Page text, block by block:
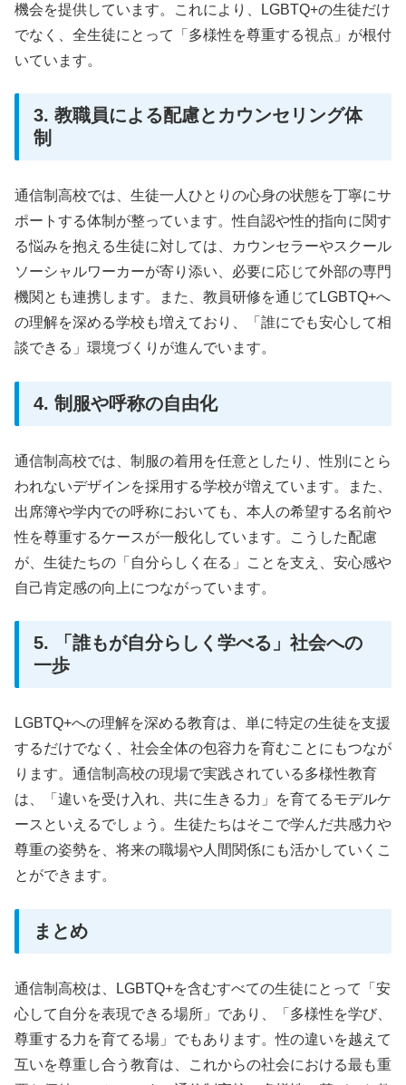
機会を提供しています。これにより、LGBTQ+の生徒だけ
でなく、全生徒にとって「多様性を尊重する視点」が根付
いています。
3. 教職員による配慮とカウンセリング体
制
通信制高校では、生徒一人ひとりの心身の状態を丁寧にサ
ポートする体制が整っています。性自認や性的指向に関す
る悩みを抱える生徒に対しては、カウンセラーやスクール
ソーシャルワーカーが寄り添い、必要に応じて外部の専門
機関とも連携します。また、教員研修を通じてLGBTQ+へ
の理解を深める学校も増えており、「誰にでも安心して相
談できる」環境づくりが進んでいます。
4. 制服や呼称の自由化
通信制高校では、制服の着用を任意としたり、性別にとら
われないデザインを採用する学校が増えています。また、
出席簿や学内での呼称においても、本人の希望する名前や
性を尊重するケースが一般化しています。こうした配慮
が、生徒たちの「自分らしく在る」ことを支え、安心感や
自己肯定感の向上につながっています。
5. 「誰もが自分らしく学べる」社会への
一歩
LGBTQ+への理解を深める教育は、単に特定の生徒を支援
するだけでなく、社会全体の包容力を育むことにもつなが
ります。通信制高校の現場で実践されている多様性教育
は、「違いを受け入れ、共に生きる力」を育てるモデルケ
ースといえるでしょう。生徒たちはそこで学んだ共感力や
尊重の姿勢を、将来の職場や人間関係にも活かしていくこ
とができます。
まとめ
通信制高校は、LGBTQ+を含むすべての生徒にとって「安
心して自分を表現できる場所」であり、「多様性を学び、
尊重する力を育てる場」でもあります。性の違いを越えて
互いを尊重し合う教育は、これからの社会における最も重